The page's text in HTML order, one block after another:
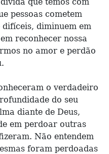
pessoas cometem
diminuem em
reconhecer nossa
no amor e perdão
o verdadeiro
do seu
diante de Deus,
em perdoar outras
Não entendem
foram perdoadas